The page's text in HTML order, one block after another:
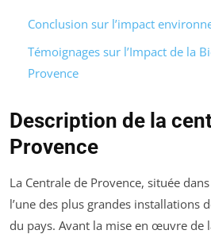
Conclusion sur l’impact
Témoignages sur l’Impact de la
Provence
Description de la
Provence
La Centrale de Provence, située
l’une des plus grandes installations
du pays. Avant la mise en œuvre de